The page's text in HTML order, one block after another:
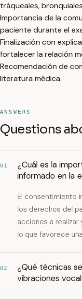
tráqueales,
Importancia de la
paciente durante el
Finalización con
fortalecer la relación
Recomendación de
literatura médica.
ANSWERS
Questions
01
¿Cuál es la
informado en la
El consentimiento
los derechos del
acciones a
lo que favorece
02
¿Qué técnicas
vibraciones